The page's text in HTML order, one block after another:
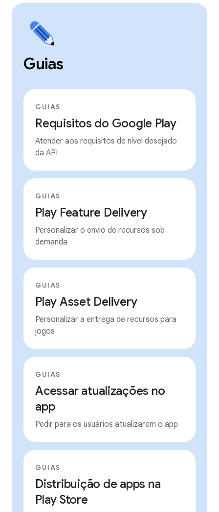
Guias
GUIAS
Requisitos do Google Play
Atender aos requisitos de nível desejado
da API
GUIAS
Play Feature Delivery
Personalizar o envio de recursos sob
demanda
GUIAS
Play Asset Delivery
Personalizar a entrega de recursos para
jogos
GUIAS
Acessar atualizações no
app
Pedir para os usuários atualizarem o app
GUIAS
Distribuição de apps na
Play Store